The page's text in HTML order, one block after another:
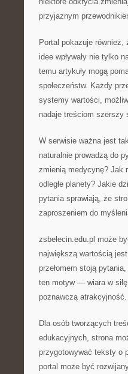
przyjaznym
Portal pokazuje również,
idee wpływały nie tylko
temu artykuły mogą
społeczeństw. Każdy
systemy wartości,
nadaje treściom szerszy
W serwisie ważna jest
naturalnie prowadzą do
zmienią medycynę? Jak
odległe planety? Jakie
pytania sprawiają, że
zaproszeniem do
zsbelecin.edu.pl może
największą wartością
przełomem stoją
ten motyw — wiara w
poznawczą atrakcyjność.
Dla osób tworzących
edukacyjnych, strona
przygotowywać teksty o
portal może być